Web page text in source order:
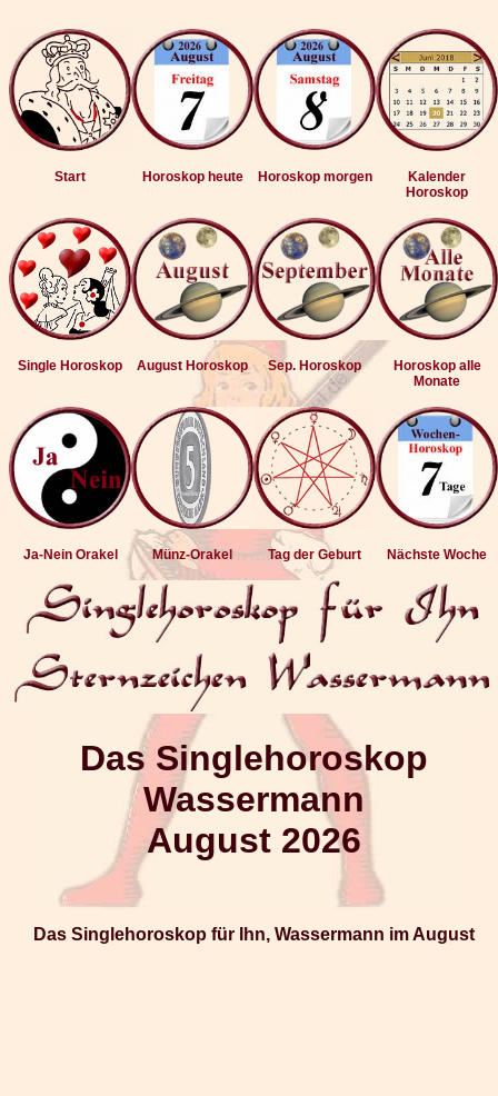
Start Horoskop heute Horoskop morgen
Kalender
Horoskop
Single Horoskop August Horoskop Sep. Horoskop
Horoskop alle
Monate
Ja-Nein Orakel Münz-Orakel Tag der Geburt Nächste Woche
Das Singlehoroskop
Wassermann
August 2026
Das Singlehoroskop für Ihn, Wassermann im August